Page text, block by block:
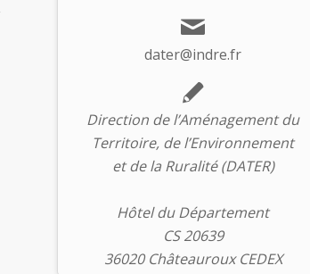
dater@indre.fr
Direction de l’Aménagement du
Territoire, de l’Environnement
et de la Ruralité (DATER)
Hôtel du Département
CS 20639
36020 Châteauroux CEDEX